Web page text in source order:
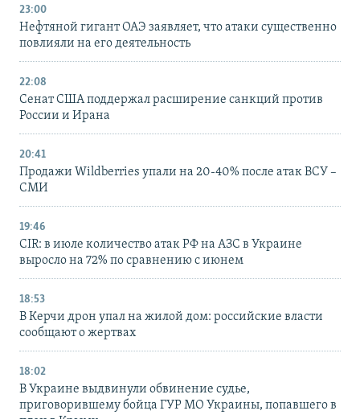
23:00
Нефтяной гигант ОАЭ заявляет, что атаки существенно
повлияли на его деятельность
22:08
Сенат США поддержал расширение санкций против
России и Ирана
20:41
Продажи Wildberries упали на 20-40% после атак ВСУ –
СМИ
19:46
CIR: в июле количество атак РФ на АЗС в Украине
выросло на 72% по сравнению с июнем
18:53
В Керчи дрон упал на жилой дом: российские власти
сообщают о жертвах
18:02
В Украине выдвинули обвинение судье,
приговорившему бойца ГУР МО Украины, попавшего в